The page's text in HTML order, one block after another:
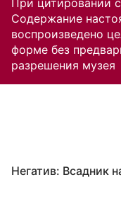
При цитировании
Содержание
воспроизведено
форме без
разрешения музея
Негатив: Всадник